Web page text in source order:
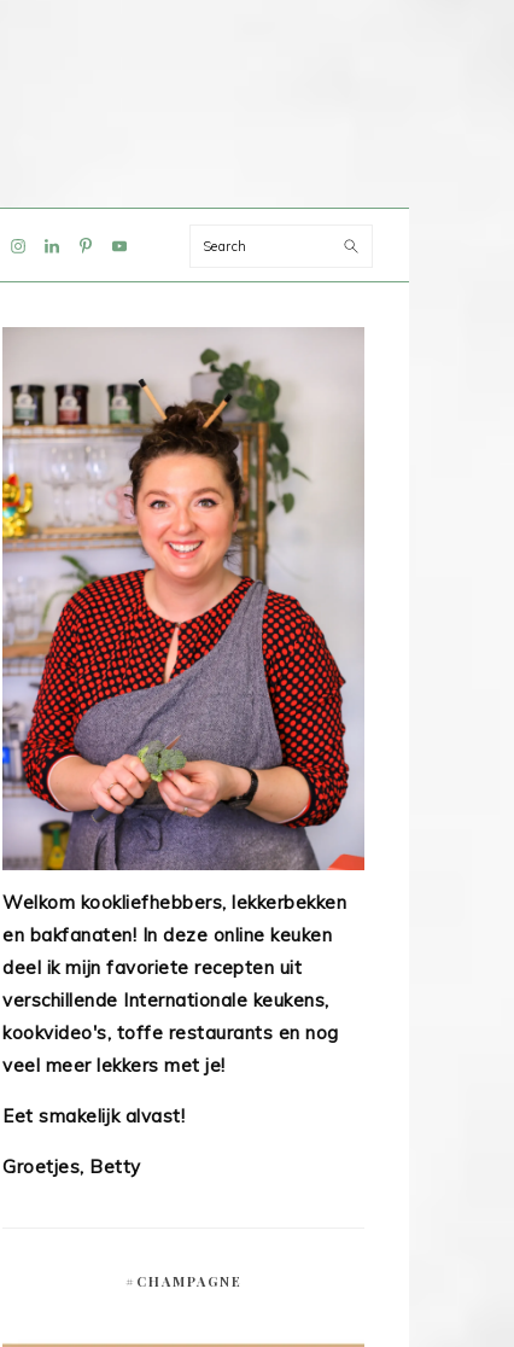
Search
Welkom kookliefhebbers, lekkerbekken
en bakfanaten! In deze online keuken
deel ik mijn favoriete recepten uit
verschillende Internationale keukens,
kookvideo's, toffe restaurants en nog
veel meer lekkers met je!
Eet smakelijk alvast!
Groetjes, Betty
#CHAMPAGNE